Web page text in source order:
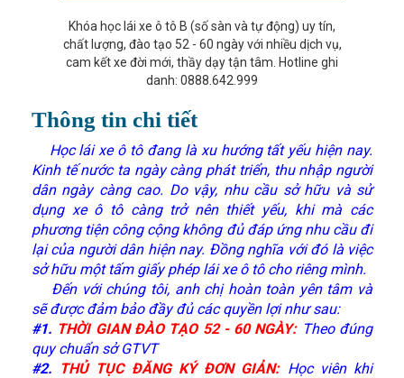
Khóa học lái xe ô tô B (số sàn và tự động) uy tín,
chất lượng, đào tạo 52 - 60 ngày với nhiều dịch vụ,
cam kết xe đời mới, thầy dạy tận tâm. Hotline ghi
danh: 0888.642.999
Thông tin chi tiết
Học lái xe ô tô đang là xu hướng tất yếu hiện nay.
Kinh tế nước ta ngày càng phát triển, thu nhập người
dân ngày càng cao. Do vậy, nhu cầu sở hữu và sử
dụng xe ô tô càng trở nên thiết yếu, khi mà các
phương tiện công cộng không đủ đáp ứng nhu cầu đi
lại của người dân hiện nay. Đồng nghĩa với đó là việc
sở hữu một tấm giấy phép lái xe ô tô cho riêng mình.
Đến với chúng tôi, anh chị hoàn toàn yên tâm và
sẽ được đảm bảo đầy đủ các quyền lợi như sau:
#1. THỜI GIAN ĐÀO TẠO 52 - 60 NGÀY: Theo đúng
quy chuẩn sở GTVT
#2. THỦ TỤC ĐĂNG KÝ ĐƠN GIẢN: Học viên khi